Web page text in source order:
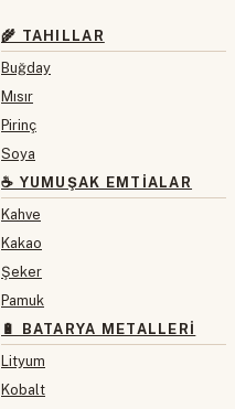
🌾 TAHILLAR
Buğday
Mısır
Pirinç
Soya
☕ YUMUŞAK EMTIALAR
Kahve
Kakao
Şeker
Pamuk
🔋 BATARYA METALLERI
Lityum
Kobalt